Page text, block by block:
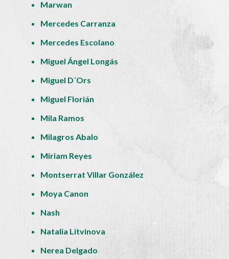
Marwan
Mercedes Carranza
Mercedes Escolano
Miguel Ángel Longás
Miguel D´Ors
Miguel Florián
Mila Ramos
Milagros Abalo
Miriam Reyes
Montserrat Villar González
Moya Canon
Nash
Natalia Litvinova
Nerea Delgado